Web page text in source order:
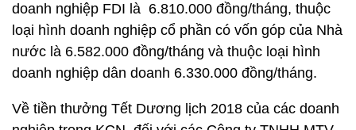
doanh nghiệp FDI là 6.810.000 đồng/tháng, thuộc
loại hình doanh nghiệp cổ phần có vốn góp của Nhà
nước là 6.582.000 đồng/tháng và thuộc loại hình
doanh nghiệp dân doanh 6.330.000 đồng/tháng.
Về tiền thưởng Tết Dương lịch 2018 của các doanh